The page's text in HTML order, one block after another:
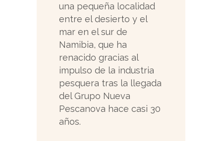
una pequeña localidad
entre el desierto y el
mar en el sur de
Namibia, que ha
renacido gracias al
impulso de la industria
pesquera tras la llegada
del Grupo Nueva
Pescanova hace casi 30
años.